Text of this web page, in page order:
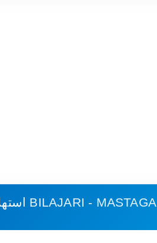
BILAJARI - MASTAGA